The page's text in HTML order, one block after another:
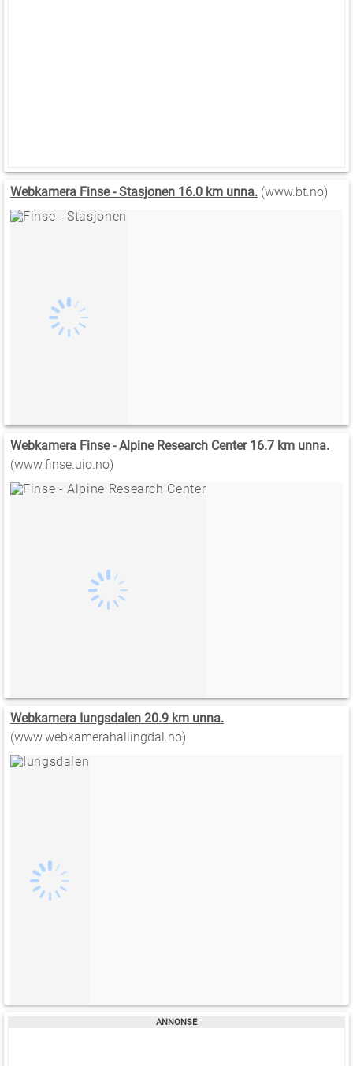
Webkamera Finse - Stasjonen 16.0 km unna. (www.bt.no)
Webkamera Finse - Alpine Research Center 16.7 km unna.
(www.finse.uio.no)
Webkamera Iungsdalen 20.9 km unna.
(www.webkamerahallingdal.no)